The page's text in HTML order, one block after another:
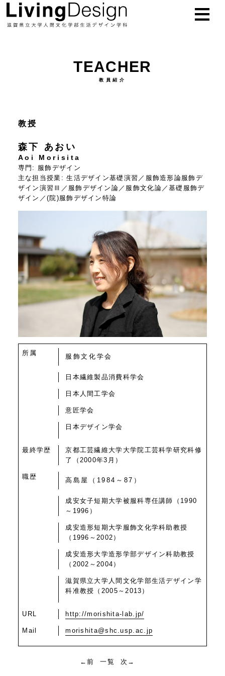
学科概要ABOUT
授業紹介
進路CAREER
質問Q&A
TEACHER
教員紹介
教授
森下 あおい
Aoi Morisita
専門: 服飾デザイン
主な担当授業:生活デザイン基礎演習／服飾造形論服飾デ
ザイン演習Ⅲ／服飾デザイン論／服飾文化論／基礎服飾デ
ザイン／(院)服飾デザイン特論
所属 服飾文化学会
日本繊維製品消費科学会
日本人間工学会
意匠学会
日本デザイン学会
最終学歴
京都工芸繊維大学大学院工芸科学研究科修
了（2000年3月）
職歴 高島屋（1984～87）
成安女子短期大学被服科専任講師（1990
～1996）
成安造形短期大学服飾文化学科助教授
（1996～2002）
成安造形大学造形学部デザイン科助教授
（2002～2004）
滋賀県立大学人間文化学部生活デザイン学
科准教授（2005～2013）
URL http://morishita-lab.jp/
Mail morishita@shc.usp.ac.jp
←前 一覧 次→